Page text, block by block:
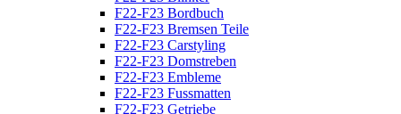
F22-F23 Bordbuch
F22-F23 Bremsen Teile
F22-F23 Carstyling
F22-F23 Domstreben
F22-F23 Embleme
F22-F23 Fussmatten
F22-F23 Getriebe